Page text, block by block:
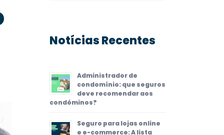
Notícias Recentes
Administrador de
condomínio: que seguros
deve recomendar aos
condóminos?
Seguro para lojas online
e e-commerce: A lista